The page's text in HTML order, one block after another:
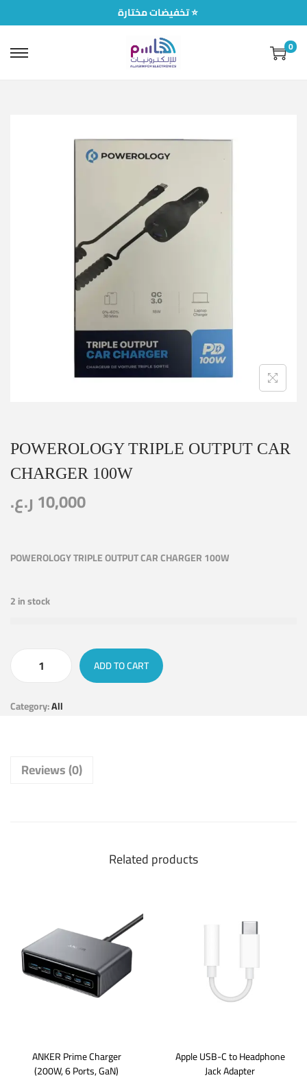
تخفيضات مختارة ⭐
0
POWEROLOGY TRIPLE OUTPUT CAR
CHARGER 100W
10,000 ر.ع.
POWEROLOGY TRIPLE OUTPUT CAR CHARGER 100W
2 in stock
ADD TO CART
Category:All
Reviews (0)
Related products
ANKER Prime Charger
(200W, 6 Ports, GaN)
Apple USB-C to Headphone
Jack Adapter